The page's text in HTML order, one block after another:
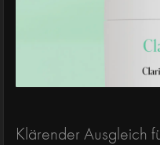
Klärender Ausgleich